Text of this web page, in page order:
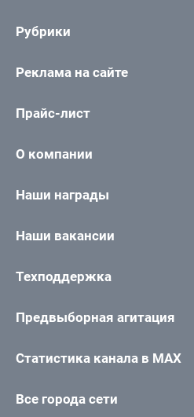
Рубрики
Реклама на сайте
Прайс-лист
О компании
Наши награды
Наши вакансии
Техподдержка
Предвыборная агитация
Статистика канала в MAX
Все города сети